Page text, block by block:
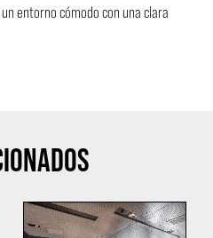
entorno cómodo con una clara